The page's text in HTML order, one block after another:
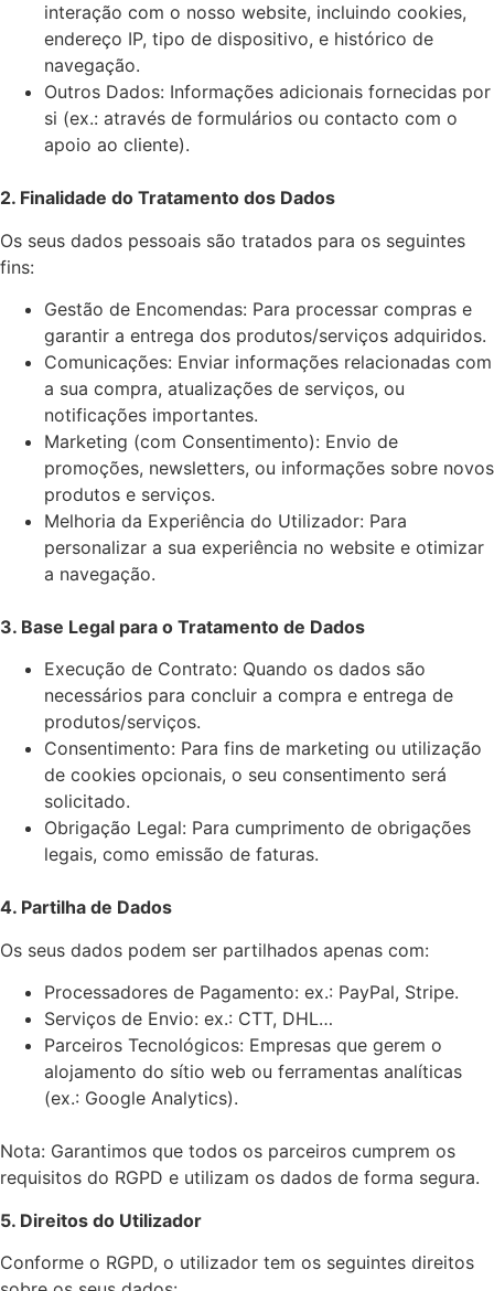
interação com o nosso website, incluindo cookies,
endereço IP, tipo de dispositivo, e histórico de
navegação.
Outros Dados: Informações adicionais fornecidas por
si (ex.: através de formulários ou contacto com o
apoio ao cliente).
2. Finalidade do Tratamento dos Dados
Os seus dados pessoais são tratados para os seguintes
fins:
Gestão de Encomendas: Para processar compras e
garantir a entrega dos produtos/serviços adquiridos.
Comunicações: Enviar informações relacionadas com
a sua compra, atualizações de serviços, ou
notificações importantes.
Marketing (com Consentimento): Envio de
promoções, newsletters, ou informações sobre novos
produtos e serviços.
Melhoria da Experiência do Utilizador: Para
personalizar a sua experiência no website e otimizar
a navegação.
3. Base Legal para o Tratamento de Dados
Execução de Contrato: Quando os dados são
necessários para concluir a compra e entrega de
produtos/serviços.
Consentimento: Para fins de marketing ou utilização
de cookies opcionais, o seu consentimento será
solicitado.
Obrigação Legal: Para cumprimento de obrigações
legais, como emissão de faturas.
4. Partilha de Dados
Os seus dados podem ser partilhados apenas com:
Processadores de Pagamento: ex.: PayPal, Stripe.
Serviços de Envio: ex.: CTT, DHL…
Parceiros Tecnológicos: Empresas que gerem o
alojamento do sítio web ou ferramentas analíticas
(ex.: Google Analytics).
Nota: Garantimos que todos os parceiros cumprem os
requisitos do RGPD e utilizam os dados de forma segura.
5. Direitos do Utilizador
Conforme o RGPD, o utilizador tem os seguintes direitos